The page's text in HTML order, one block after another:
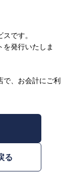
です。
発行いたしま
で、お会計にご利
る